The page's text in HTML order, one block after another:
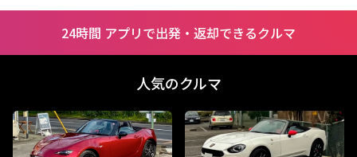
24時間 アプリで出発・返却できるクルマ
人気のクルマ